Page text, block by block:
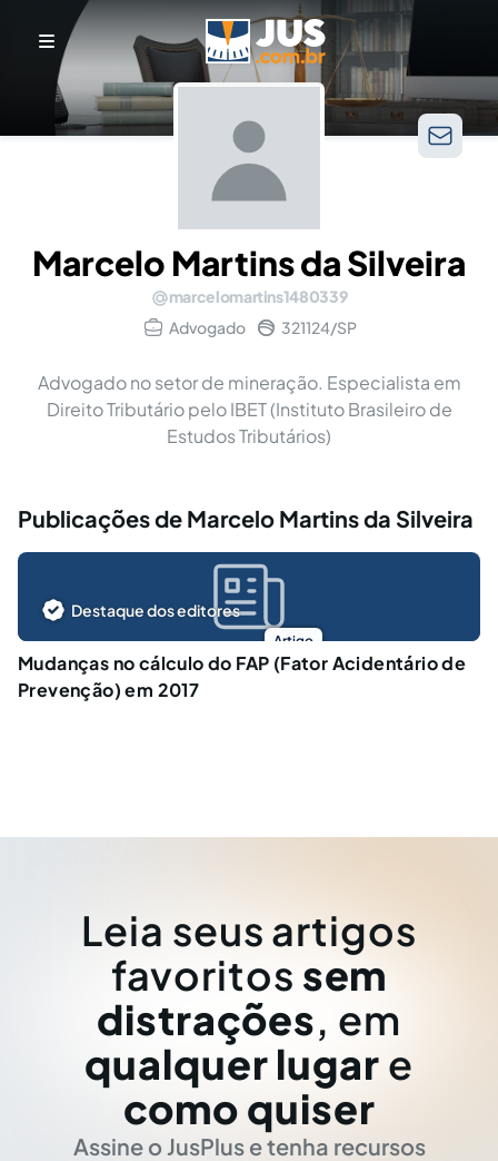
Marcelo Martins da Silveira
marcelomartins1480339
Advogado
321124/SP
Advogado no setor de mineração. Especialista em
Direito Tributário pelo IBET (Instituto Brasileiro de
Estudos Tributários)
Publicações de Marcelo Martins da Silveira
Artigo
Destaque dos editores
Mudanças no cálculo do FAP (Fator Acidentário de
Prevenção) em 2017
Leia seus artigos
favoritos sem
distrações, em
qualquer lugar e
como quiser
Assine o JusPlus e tenha recursos